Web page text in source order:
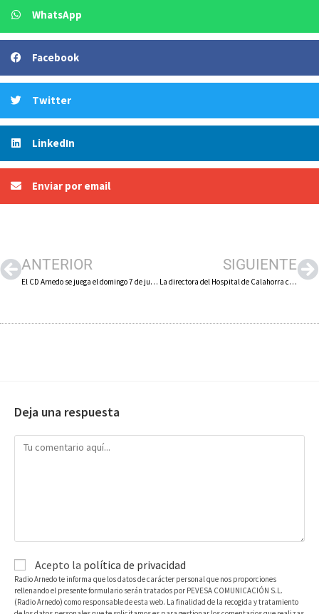
WhatsApp
Facebook
Twitter
LinkedIn
Enviar por email
ANTERIOR
El CD Arnedo se juega el domingo 7 de junio en ‘Sendero’ seguir en el ‘play-off’ de ascenso a 2ª RFEF tras empatar a cero en el campo de la Oyonesa
SIGUIENTE
La directora del Hospital de Calahorra confirma que los alrededor de 18 médicos que se van a incorporar a este centro tendrán en él su actividad y contrato
Deja una respuesta
Acepto la política de privacidad
Radio Arnedo te informa que los datos de carácter personal que nos proporciones
rellenando el presente formulario serán tratados por PEVESA COMUNICACIÓN S.L.
(Radio Arnedo) como responsable de esta web. La finalidad de la recogida y tratamiento